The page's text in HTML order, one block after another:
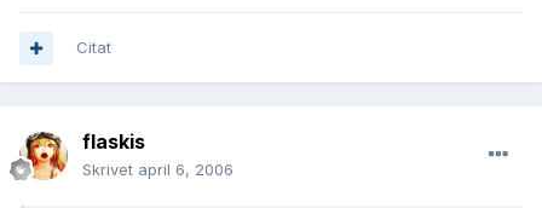
Citat
flaskis
Skrivet april 6, 2006